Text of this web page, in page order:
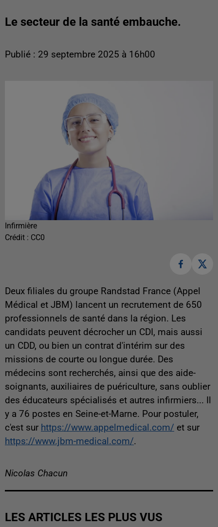
Le secteur de la santé embauche.
Publié : 29 septembre 2025 à 16h00
Infirmière
Crédit : CC0
Deux filiales du groupe Randstad France (Appel
Médical et JBM) lancent un recrutement de 650
professionnels de santé dans la région. Les
candidats peuvent décrocher un CDI, mais aussi
un CDD, ou bien un contrat d'intérim sur des
missions de courte ou longue durée. Des
médecins sont recherchés, ainsi que des aide-
soignants, auxiliaires de puériculture, sans oublier
des éducateurs spécialisés et autres infirmiers... Il
y a 76 postes en Seine-et-Marne. Pour postuler,
c'est sur https://www.appelmedical.com/ et sur
https://www.jbm-medical.com/.
Nicolas Chacun
LES ARTICLES LES PLUS VUS